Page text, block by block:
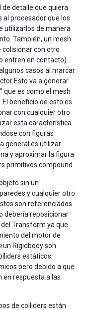
detalle que quiera.
al procesador que los
utilizarlos de manera
También, un mesh
con otro
entren en contacto).
casos al marcar
Esto va a generar
que es como el mesh
beneficio de esto es
con cualquier otro
esta característica
con figuras
general es utilizar
y aproximar la figura
primitivos compound.
sin un
y cualquier otro
son referenciados
debería reposicionar
Transform ya que
del motor de
un Rigidbody son
estáticos
pero debido a que
en respuesta a las
de colliders están